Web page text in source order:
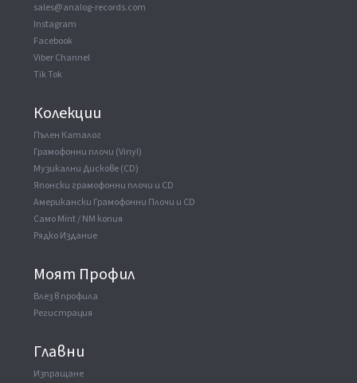
sales@analog-records.com
Instagram
Facebook
Viber Channel
Tik Tok
Колекции
Пълен Каталог
Грамофонни плочи (Vinyl)
Музикални Дискове (CD)
Японски грамофонни плочи и CD
Американски Грамофонни Плочи и CD
Само Mint / NM копия
Рядко Издание
Моят Профил
Влез в профила
Регистрация
Главни
Изпращане